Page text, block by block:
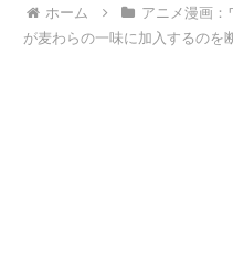
ホーム アニメ漫画：
が麦わらの一味に加入するのを